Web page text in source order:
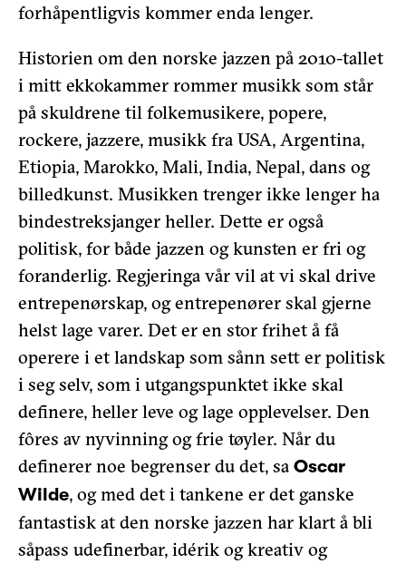
forhåpentligvis kommer enda lenger.
Historien om den norske jazzen på 2010-tallet
i mitt ekkokammer rommer musikk som står
på skuldrene til folkemusikere, popere,
rockere, jazzere, musikk fra USA, Argentina,
Etiopia, Marokko, Mali, India, Nepal, dans og
billedkunst. Musikken trenger ikke lenger ha
bindestreksjanger heller. Dette er også
politisk, for både jazzen og kunsten er fri og
foranderlig. Regjeringa vår vil at vi skal drive
entrepenørskap, og entrepenører skal gjerne
helst lage varer. Det er en stor frihet å få
operere i et landskap som sånn sett er politisk
i seg selv, som i utgangspunktet ikke skal
definere, heller leve og lage opplevelser. Den
fôres av nyvinning og frie tøyler. Når du
definerer noe begrenser du det, sa Oscar
Wilde, og med det i tankene er det ganske
fantastisk at den norske jazzen har klart å bli
såpass udefinerbar, idérik og kreativ og